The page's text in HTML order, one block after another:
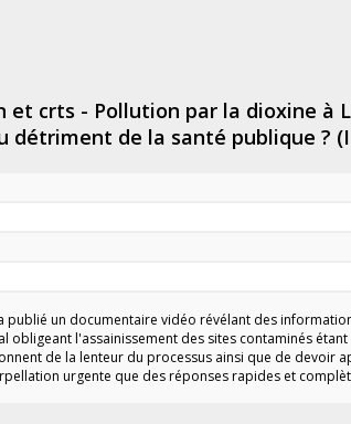
et crts - Pollution par la dioxine
détriment de la santé publique ?
publié un documentaire vidéo révélant des
obligeant l'assainissement des sites contaminés
de la lenteur du processus ainsi que de devoir
urgente que des réponses rapides et